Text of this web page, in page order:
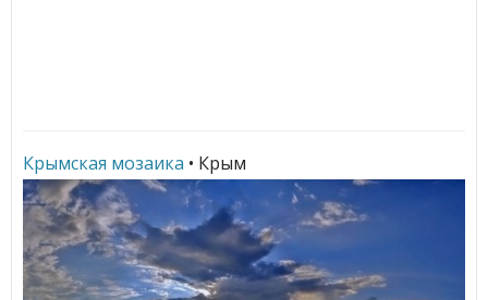
Крымская мозаика • Крым